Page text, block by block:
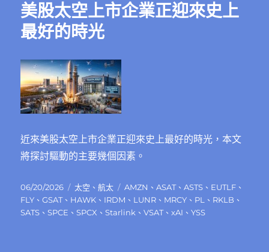
美股太空上市企業正迎來史上
最好的時光
近來美股太空上市企業正迎來史上最好的時光，本文
將探討驅動的主要幾個因素。
發
佈
日
06/20/2026
分
類
太空 、航太
標
籤
AMZN 、ASAT、ASTS 、 EUTLF 、
FLY 、GSAT、 HAWK 、 IRDM 、 LUNR 、 MRCY 、 PL 、 RKLB 、
SATS 、SPCE 、SPCX 、Starlink 、VSAT、xAI 、YSS